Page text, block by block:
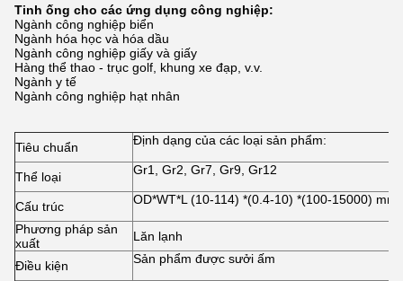
Tinh ống cho các ứng dụng công nghiệp:
Ngành công nghiệp biển
Ngành hóa học và hóa dầu
Ngành công nghiệp giấy và giấy
Hàng thể thao - trục golf, khung xe đạp, v.v.
Ngành y tế
Ngành công nghiệp hạt nhân
Tiêu chuẩn Định dạng của các loại sản phẩm:
Thể loại Gr1, Gr2, Gr7, Gr9, Gr12
Cấu trúc OD*WT*L (10-114) *(0.4-10) *(100-15000) mm
Phương pháp sản
xuất
Lăn lạnh
Điều kiện Sản phẩm được sưởi ấm